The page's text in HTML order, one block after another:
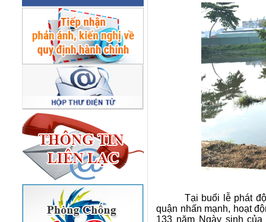
Tại buổi lễ phát
quận nhấn mạnh, hoạt
133 năm Ngày sinh